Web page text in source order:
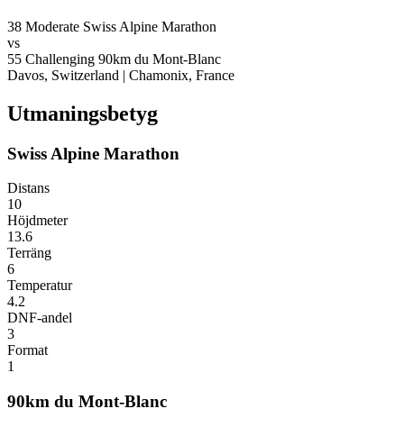
38 Moderate Swiss Alpine Marathon
vs
55 Challenging 90km du Mont-Blanc
Davos, Switzerland | Chamonix, France
Utmaningsbetyg
Swiss Alpine Marathon
Distans
10
Höjdmeter
13.6
Terräng
6
Temperatur
4.2
DNF-andel
3
Format
1
90km du Mont-Blanc